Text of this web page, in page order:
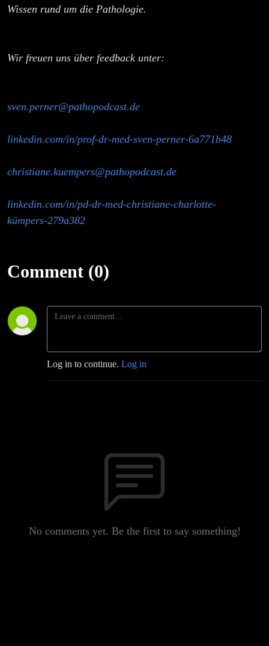
Wissen rund um die Pathologie.
Wir freuen uns über feedback unter:
sven.perner@pathopodcast.de
linkedin.com/in/prof-dr-med-sven-perner-6a771b48
christiane.kuempers@pathopodcast.de
linkedin.com/in/pd-dr-med-christiane-charlotte-
kümpers-279a382
Comment (0)
Log in to continue. Log in
No comments yet. Be the first to say something!